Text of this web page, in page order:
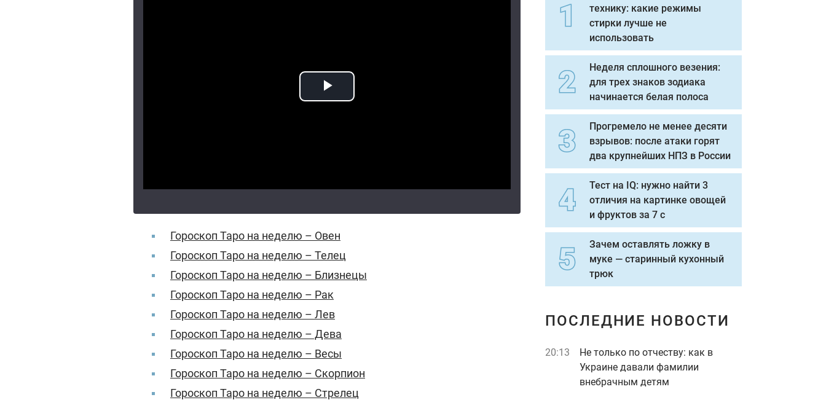
Гороскоп Таро на неделю – Овен
Гороскоп Таро на неделю – Телец
Гороскоп Таро на неделю – Близнецы
Гороскоп Таро на неделю – Рак
Гороскоп Таро на неделю – Лев
Гороскоп Таро на неделю – Дева
Гороскоп Таро на неделю – Весы
Гороскоп Таро на неделю – Скорпион
Гороскоп Таро на неделю – Стрелец
технику: какие режимы
стирки лучше не
использовать
Неделя сплошного везения:
для трех знаков зодиака
начинается белая полоса
Прогремело не менее десяти
взрывов: после атаки горят
два крупнейших НПЗ в России
Тест на IQ: нужно найти 3
отличия на картинке овощей
и фруктов за 7 с
Зачем оставлять ложку в
муке — старинный кухонный
трюк
ПОСЛЕДНИЕ НОВОСТИ
20:13
Не только по отчеству: как в
Украине давали фамилии
внебрачным детям